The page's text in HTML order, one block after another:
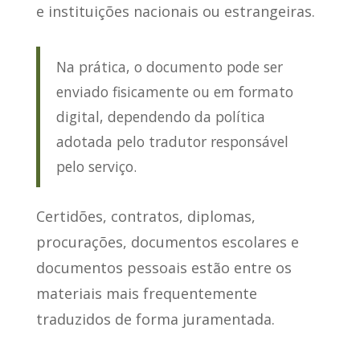
e instituições nacionais ou estrangeiras.
Na prática, o documento pode ser
enviado fisicamente ou em formato
digital, dependendo da política
adotada pelo tradutor responsável
pelo serviço.
Certidões, contratos, diplomas,
procurações, documentos escolares e
documentos pessoais estão entre os
materiais mais frequentemente
traduzidos de forma juramentada.